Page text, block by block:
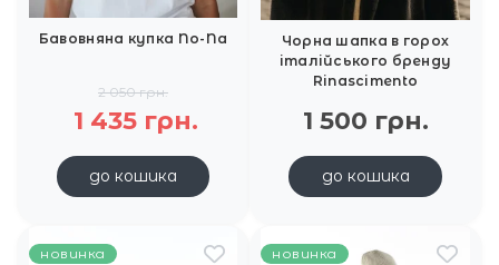
Бавовняна купка No-Na
2 050 грн.
1 435 грн.
до кошика
Чорна шапка в горох
італійського бренду
Rinascimento
1 500 грн.
до кошика
новинка новинка